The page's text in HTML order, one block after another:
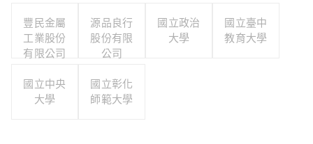
豐民金屬
工業股份
有限公司
源品良行
股份有限
公司
國立政治
大學
國立臺中
教育大學
國立中央
大學
國立彰化
師範大學